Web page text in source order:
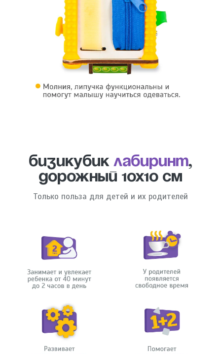
Бизикубик Лабиринт,
дорожный 10х10 см
Только польза для детей и их родителей